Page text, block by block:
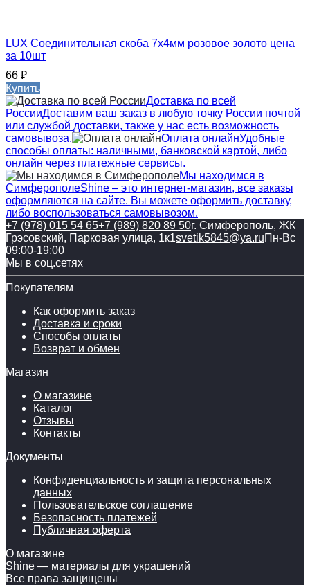
LUX Соединительная скоба 7х4мм розовое золото цена
за 10шт
66 ₽
Купить
Доставка по всей
РоссииДоставим ваш заказ в любую точку России почтой
или службой доставки, также у нас есть возможность
самовывоза.
Оплата онлайнУдобные
способы оплаты: наличными, банковской картой, либо
онлайн через платежные сервисы.
Мы находимся в
СимферополеShine – это интернет-магазин, все заказы
оформляются на сайте. Вы можете оформить доставку,
либо воспользоваться самовывозом.
+7 (978) 015 54 65+7 (989) 820 89 50г. Симферополь, ЖК
Грэсовский, Парковая улица, 1к1svetik5845@ya.ruПн-Вс
09:00-19:00
Мы в соц.сетях
Покупателям
Как оформить заказ
Доставка и сроки
Способы оплаты
Возврат и обмен
Магазин
О магазине
Каталог
Отзывы
Контакты
Документы
Конфиденциальность и защита персональных
данных
Пользовательское соглашение
Безопасность платежей
Публичная оферта
О магазине
Shine — материалы для украшений
Все права защищены